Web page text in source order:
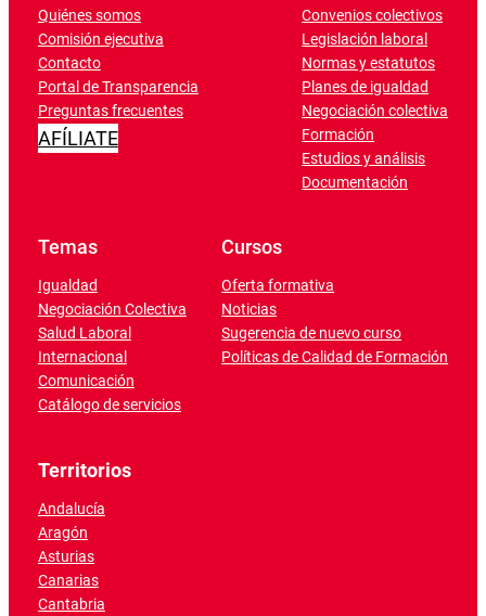
Quiénes somos
Comisión ejecutiva
Contacto
Portal de Transparencia
Preguntas frecuentes
AFÍLIATE
Convenios colectivos
Legislación laboral
Normas y estatutos
Planes de igualdad
Negociación colectiva
Formación
Estudios y análisis
Documentación
Temas
Igualdad
Negociación Colectiva
Salud Laboral
Internacional
Comunicación
Catálogo de servicios
Cursos
Oferta formativa
Noticias
Sugerencia de nuevo curso
Políticas de Calidad de Formación
Territorios
Andalucía
Aragón
Asturias
Canarias
Cantabria